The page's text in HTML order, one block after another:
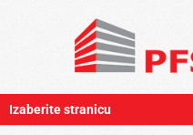
Izaberite stranicu